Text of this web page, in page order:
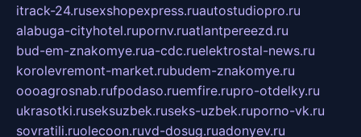
itrack-24.rusexshopexpress.ruautostudiopro.ru
alabuga-cityhotel.rupornv.ruatlantpereezd.ru
bud-em-znakomye.rua-cdc.ruelektrostal-news.ru
korolevremont-market.rubudem-znakomye.ru
oooagrosnab.rufpodaso.ruemfire.rupro-otdelky.ru
ukrasotki.ruseksuzbek.ruseks-uzbek.ruporno-vk.ru
sovratili.ruolecoon.ruvd-dosug.ruadonyev.ru